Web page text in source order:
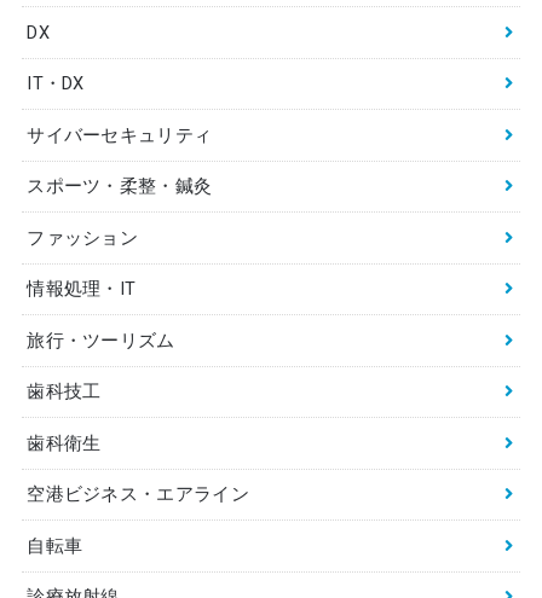
DX
IT・DX
サイバーセキュリティ
スポーツ・柔整・鍼灸
ファッション
情報処理・IT
旅行・ツーリズム
歯科技工
歯科衛生
空港ビジネス・エアライン
自転車